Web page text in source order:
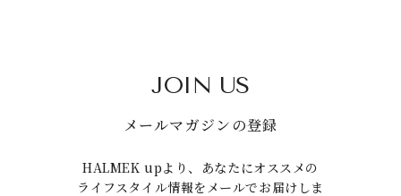
JOIN US
メールマガジンの登録
HALMEK upより、あなたにオススメの
ライフスタイル情報をメールでお届けしま